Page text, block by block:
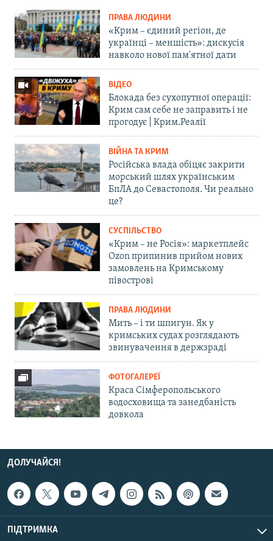
ПРАВА ЛЮДИНИ
«Крим – єдиний регіон, де
українці – меншість»: дискусія
навколо нової пам'ятної дати
ВІДЕО
Блокада без сухопутної операції:
Крим сам себе не заправить і не
прогодує | Крим.Реалії
ВІЙНА ТА КРИМ
Російська влада обіцяє закрити
морський шлях українським
БпЛА до Севастополя. Чи реально
це?
СУСПІЛЬСТВО
«Крим – не Росія»: маркетплейс
Ozon припинив прийом нових
замовлень на Кримському
півострові
ПРАВА ЛЮДИНИ
Мить – і ти шпигун. Як у
кримських судах розглядають
звинувачення в держзраді
ФОТОГАЛЕРЕЇ
Краса Сімферопольського
водосховища та занедбаність
довкола
ДОЛУЧАЙСЯ!
ПІДТРИМКА